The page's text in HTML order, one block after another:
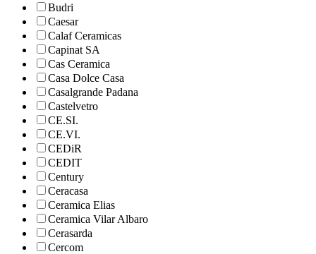
Budri
Caesar
Calaf Ceramicas
Capinat SA
Cas Ceramica
Casa Dolce Casa
Casalgrande Padana
Castelvetro
CE.SI.
CE.VI.
CEDiR
CEDIT
Century
Ceracasa
Ceramica Elias
Ceramica Vilar Albaro
Cerasarda
Cercom